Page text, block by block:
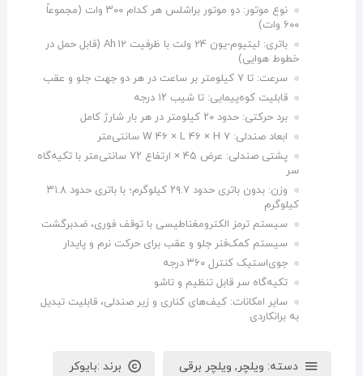
نوع موتور: دو موتور براشلس هر کدام ۳۰۰ وات (مجموعاً
۶۰۰ وات)
باتری: لیتیوم‑یون 24 ولت با ظرفیت 12 Ah (قابل حمل در
خطوط هوایی)
سرعت: تا ۷ کیلومتر بر ساعت در هر دو جهت جلو و عقب
قابلیت کوه‌پیمایی: تا شیب ۱۲ درجه
برد حرکتی: حدود ۲۰ کیلومتر در هر بار شارژ کامل
ابعاد صندلی: W 46 × L 46 × H 7 سانتی‌متر
پشتی صندلی: عرض ۴۵ × ارتفاع ۷۲ سانتی‌متر با تکیه‌گاه
سر
وزن: بدون باتری حدود ۲۹.۷ کیلوگرم؛ با باتری حدود ۳۱.۸
کیلوگرم
سیستم ترمز الکترومغناطیسی با توقف فوری، ضدبرگشت
سیستم کمک‌فنر جلو و عقب برای حرکت نرم و پایدار
جوی‌استیک کنترل ۳۶۰ درجه
تکیه‌گاه سر قابل تنظیم و تاشو
سایر امکانات: کیف‌های کناری و زیر صندلی، قابلیت تبدیل
به برانکاردی
دسته: ویلچر, ویلچر برقی برند :بایوکر